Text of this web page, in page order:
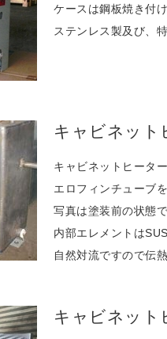
ケースは鋼板焼き付
ステンレス製及び、
キャビネット
キャビネットヒータ
エロフィンチューブ
写真は塗装前の状態で
内部エレメントは
自然対流ですので伝
キャビネット